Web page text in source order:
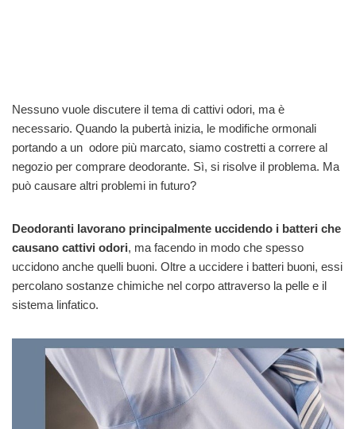
Nessuno vuole discutere il tema di cattivi odori, ma è
necessario. Quando la pubertà inizia, le modifiche ormonali
portando a un odore più marcato, siamo costretti a correre al
negozio per comprare deodorante. Sì, si risolve il problema. Ma
può causare altri problemi in futuro?
Deodoranti lavorano principalmente uccidendo i batteri che
causano cattivi odori, ma facendo in modo che spesso
uccidono anche quelli buoni. Oltre a uccidere i batteri buoni, essi
percolano sostanze chimiche nel corpo attraverso la pelle e il
sistema linfatico.